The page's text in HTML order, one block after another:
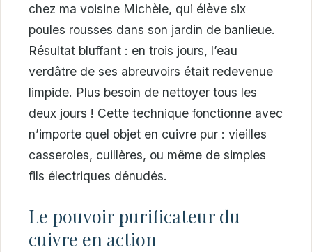
chez ma voisine Michèle, qui élève six
poules rousses dans son jardin de banlieue.
Résultat bluffant : en trois jours, l’eau
verdâtre de ses abreuvoirs était redevenue
limpide. Plus besoin de nettoyer tous les
deux jours ! Cette technique fonctionne avec
n’importe quel objet en cuivre pur : vieilles
casseroles, cuillères, ou même de simples
fils électriques dénudés.
Le pouvoir purificateur du
cuivre en action